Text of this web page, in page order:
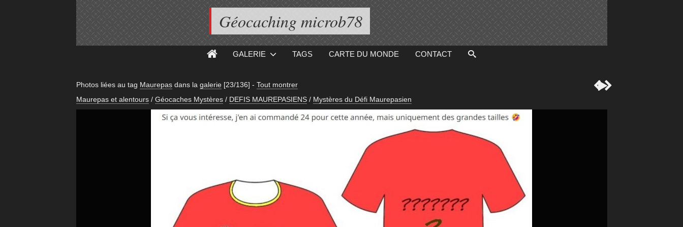
Géocaching microb78
GALERIE TAGS CARTE DU MONDE CONTACT
Photos liées au tag Maurepasdans la galerie [23/136] - Tout montrer
Maurepas et alentours / Géocaches Mystères / DEFIS MAUREPASIENS / Mystères du Défi Maurepasien
